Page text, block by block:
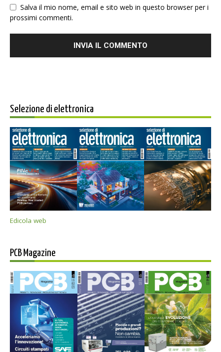
Salva il mio nome, email e sito web in questo browser per i
prossimi commenti.
Selezione di elettronica
Edicola web
PCB Magazine